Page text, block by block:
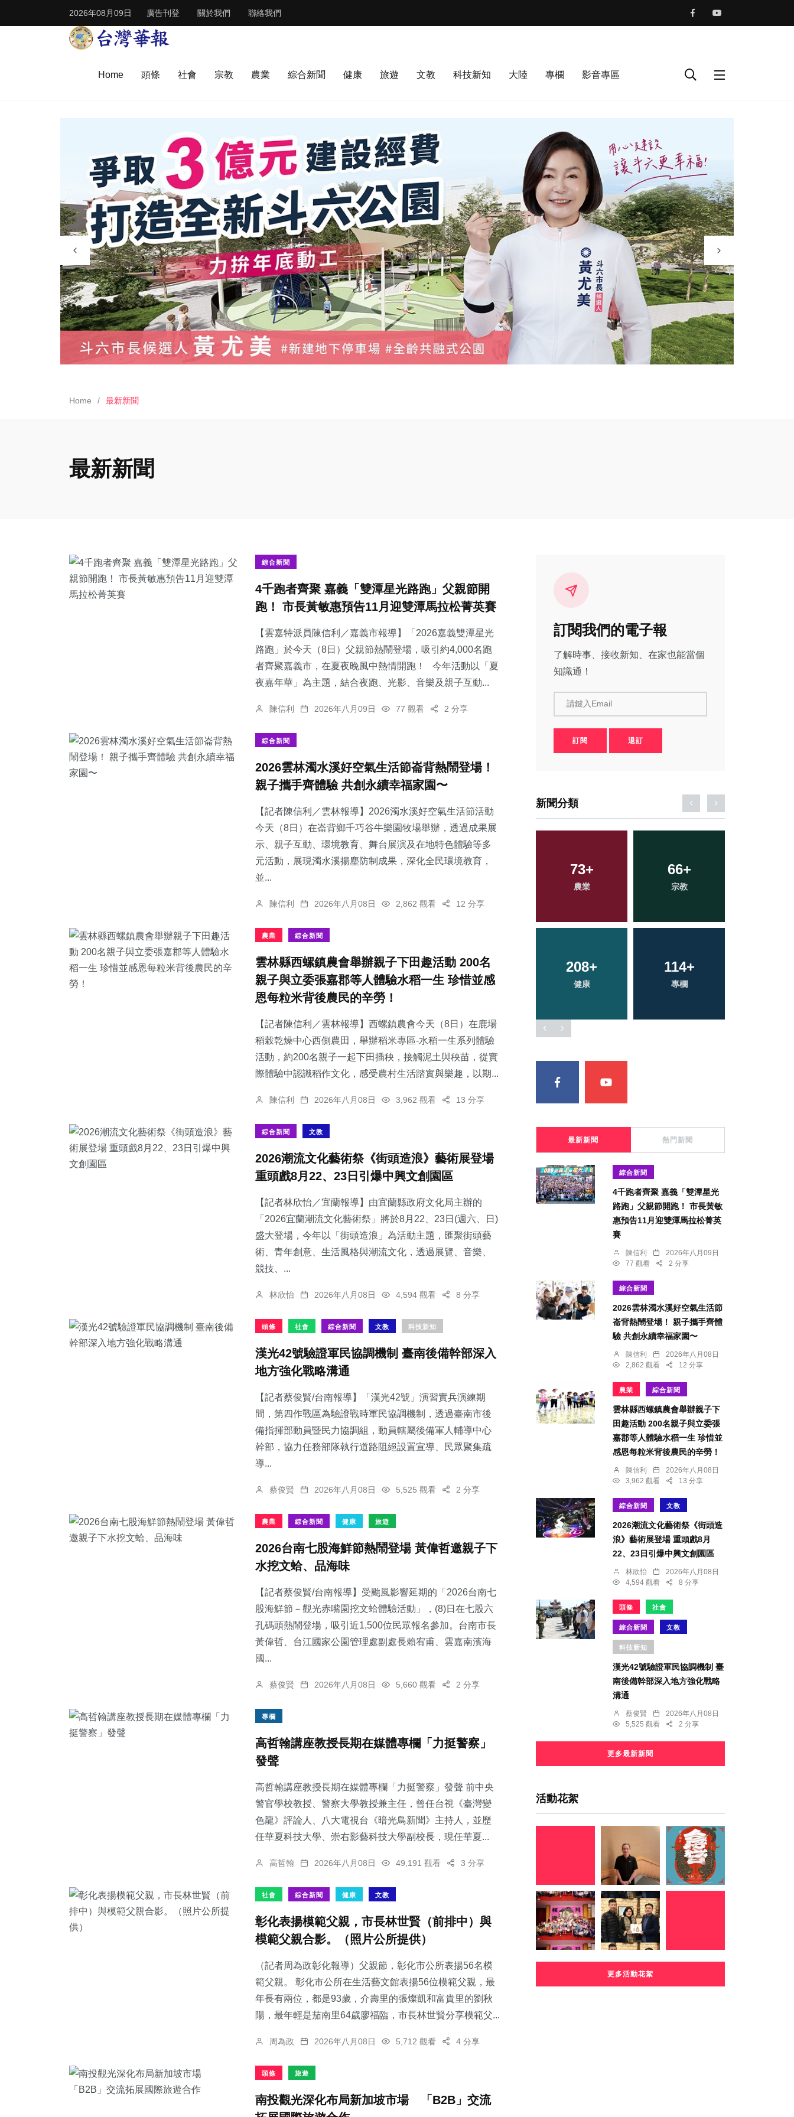
2026年08月09日 廣告刊登 關於我們 聯絡我們
Home 頭條 社會 宗教 農業 綜合新聞 健康 旅遊 文教 科技新知 大陸 專欄 影音專區
Home 最新新聞
最新新聞
綜合新聞
4千跑者齊聚 嘉義「雙潭星光路跑」父親節開
跑！ 市長黃敏惠預告11月迎雙潭馬拉松菁英賽
【雲嘉特派員陳信利／嘉義市報導】「2026嘉義雙潭星光
路跑」於今天（8日）父親節熱鬧登場，吸引約4,000名跑
者齊聚嘉義市，在夏夜晚風中熱情開跑！ 今年活動以「夏
夜嘉年華」為主題，結合夜跑、光影、音樂及親子互動...
陳信利 2026年八月09日 77 觀看 2 分享
綜合新聞
2026雲林濁水溪好空氣生活節崙背熱鬧登場！
親子攜手齊體驗 共創永續幸福家園〜
【記者陳信利／雲林報導】2026濁水溪好空氣生活節活動
今天（8日）在崙背鄉千巧谷牛樂園牧場舉辦，透過成果展
示、親子互動、環境教育、舞台展演及在地特色體驗等多
元活動，展現濁水溪揚塵防制成果，深化全民環境教育，
並...
陳信利 2026年八月08日 2,862 觀看 12 分享
農業 綜合新聞
雲林縣西螺鎮農會舉辦親子下田趣活動 200名
親子與立委張嘉郡等人體驗水稻一生 珍惜並感
恩每粒米背後農民的辛勞！
【記者陳信利／雲林報導】西螺鎮農會今天（8日）在鹿場
稻榖乾燥中心西側農田，舉辦稻米專區-水稻一生系列體驗
活動，約200名親子一起下田插秧，接觸泥土與秧苗，從實
際體驗中認識稻作文化，感受農村生活踏實與樂趣，以期...
陳信利 2026年八月08日 3,962 觀看 13 分享
綜合新聞 文教
2026潮流文化藝術祭《街頭造浪》藝術展登場
重頭戲8月22、23日引爆中興文創園區
【記者林欣怡／宜蘭報導】由宜蘭縣政府文化局主辦的
「2026宜蘭潮流文化藝術祭」將於8月22、23日(週六、日)
盛大登場，今年以「街頭造浪」為活動主題，匯聚街頭藝
術、青年創意、生活風格與潮流文化，透過展覽、音樂、
競技、...
林欣怡 2026年八月08日 4,594 觀看 8 分享
頭條 社會 綜合新聞 文教 科技新知
漢光42號驗證軍民協調機制 臺南後備幹部深入
地方強化戰略溝通
【記者蔡俊賢/台南報導】「漢光42號」演習實兵演練期
間，第四作戰區為驗證戰時軍民協調機制，透過臺南市後
備指揮部動員暨民力協調組，動員轄屬後備軍人輔導中心
幹部，協力任務部隊執行道路阻絕設置宣導、民眾聚集疏
導...
蔡俊賢 2026年八月08日 5,525 觀看 2 分享
農業 綜合新聞 健康 旅遊
2026台南七股海鮮節熱鬧登場 黃偉哲邀親子下
水挖文蛤、品海味
【記者蔡俊賢/台南報導】受颱風影響延期的「2026台南七
股海鮮節－觀光赤嘴園挖文蛤體驗活動」，(8)日在七股六
孔碼頭熱鬧登場，吸引近1,500位民眾報名參加。台南市長
黃偉哲、台江國家公園管理處副處長賴宥甫、雲嘉南濱海
國...
蔡俊賢 2026年八月08日 5,660 觀看 2 分享
專欄
高哲翰講座教授長期在媒體專欄「力挺警察」
發聲
高哲翰講座教授長期在媒體專欄「力挺警察」發聲 前中央
警官學校教授、警察大學教授兼主任，曾任台視《臺灣變
色龍》評論人、八大電視台《暗光鳥新聞》主持人，並歷
任華夏科技大學、崇右影藝科技大學副校長，現任華夏...
高哲翰 2026年八月08日 49,191 觀看 3 分享
社會 綜合新聞 健康 文教
彰化表揚模範父親，市長林世賢（前排中）與
模範父親合影。（照片公所提供）
（記者周為政彰化報導）父親節，彰化市公所表揚56名模
範父親。 彰化市公所在生活藝文館表揚56位模範父親，最
年長有兩位，都是93歲，介壽里的張燦凱和富貴里的劉秋
陽，最年輕是茄南里64歲廖福臨，市長林世賢分享模範父...
周為政 2026年八月08日 5,712 觀看 4 分享
頭條 旅遊
南投觀光深化布局新加坡市場 「B2B」交流
訂閱我們的電子報
了解時事、接收新知、在家也能當個
知識通！
請鍵入Email
訂閱 退訂
新聞分類
702+
162+
50+
73+ 66
208 +
健康
114
專欄
231+
文教
34+
科技新知
2+
大陸
702+
綜合新聞
最新新聞 熱門新聞
綜合新聞
4千跑者齊聚 嘉義「雙潭星光
路跑」父親節開跑！ 市長黃敏
惠預告11月迎雙潭馬拉松菁英
賽
陳信利
2026年八月09日
77 觀看
2 分享
綜合新聞
2026雲林濁水溪好空氣生活節
崙背熱鬧登場！ 親子攜手齊體
驗 共創永續幸福家園〜
陳信利
2026年八月08日
2,862 觀看
12 分享
農業 綜合新聞
雲林縣西螺鎮農會舉辦親子下
田趣活動 200名親子與立委張
嘉郡等人體驗水稻一生 珍惜並
感恩每粒米背後農民的辛勞！
陳信利
2026年八月08日
3,962 觀看
13 分享
綜合新聞 文教
2026潮流文化藝術祭《街頭造
浪》藝術展登場 重頭戲8月
22、23日引爆中興文創園區
林欣怡
2026年八月08日
4,594 觀看
8 分享
頭條 社會
綜合新聞 文教
科技新知
漢光42號驗證軍民協調機制 臺
南後備幹部深入地方強化戰略
溝通
蔡俊賢
2026年八月08日
5,525 觀看
2 分享
更多最新新聞
活動花絮
更多活動花絮